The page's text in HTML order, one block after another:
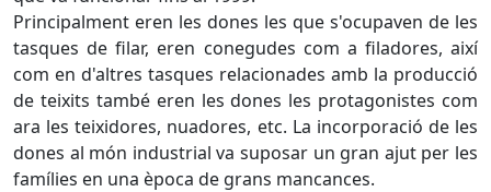
Principalment eren les dones les que s'ocupaven de les
tasques de filar, eren conegudes com a filadores, així
com en d'altres tasques relacionades amb la producció
de teixits també eren les dones les protagonistes com
ara les teixidores, nuadores, etc. La incorporació de les
dones al món industrial va suposar un gran ajut per les
famílies en una època de grans mancances.